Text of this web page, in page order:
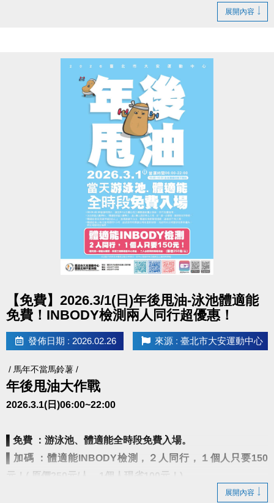
理，請排隊依序等候。
• 體適能使用須滿16歲(含)以上，進場請遵守體適能場館管理規範。
• 本中心保留活動辦法之最終解釋權。
展開內容
【免費】2026.3/1(日)年後甩油-泳池體適能
免費！INBODY檢測兩人同行超優惠！
發佈日期 : 2026.02.26 來源 : 臺北市大安運動中心
/ 馬年不當馬鈴薯 /
年後甩油大作戰
2026.3.1(日)06:00~22:00
▌ 免費 ：游泳池、體適能全時段免費入場。
▌ 加碼 ：體適能INBODY檢測，２人同行，１個人只要150
元！( 原價250元/人，1個人現省100元！)
展開內容